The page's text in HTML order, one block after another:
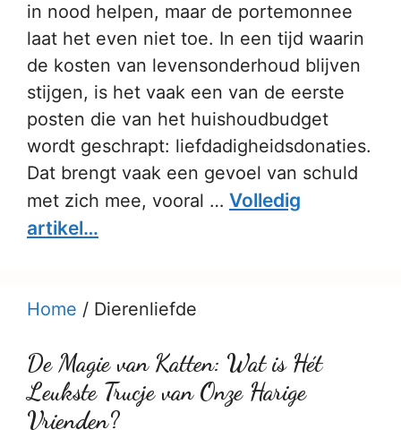
in nood helpen, maar de portemonnee
laat het even niet toe. In een tijd waarin
de kosten van levensonderhoud blijven
stijgen, is het vaak een van de eerste
posten die van het huishoudbudget
wordt geschrapt: liefdadigheidsdonaties.
Dat brengt vaak een gevoel van schuld
met zich mee, vooral … Volledig
artikel…
Home / Dierenliefde
De Magie van Katten: Wat is Hét
Leukste Trucje van Onze Harige
Vrienden?